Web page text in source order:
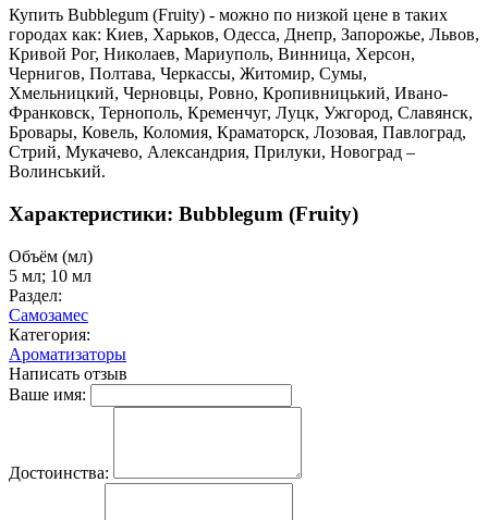
Купить Bubblegum (Fruity) - можно по низкой цене в таких
городах как: Киев, Харьков, Одесса, Днепр, Запорожье, Львов,
Кривой Рог, Николаев, Мариуполь, Винница, Херсон,
Чернигов, Полтава, Черкассы, Житомир, Сумы,
Хмельницкий, Черновцы, Ровно, Кропивницький, Ивано-
Франковск, Тернополь, Кременчуг, Луцк, Ужгород, Славянск,
Бровары, Ковель, Коломия, Краматорск, Лозовая, Павлоград,
Стрий, Мукачево, Александрия, Прилуки, Новоград –
Волинський.
Характеристики: Bubblegum (Fruity)
Объём (мл)
5 мл; 10 мл
Раздел:
Самозамес
Категория:
Ароматизаторы
Написать отзыв
Ваше имя:
Достоинства: